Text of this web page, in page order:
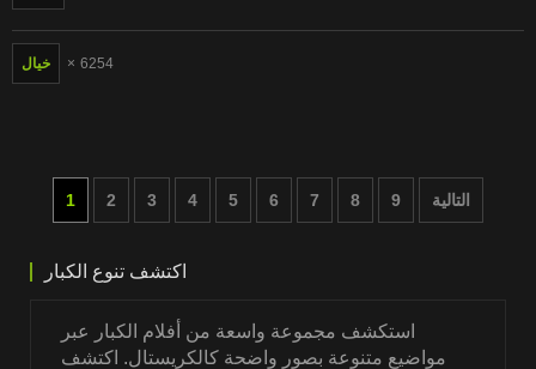
خيال 6254
1 2 3 4 5 6 7 8 9 التالية
اكتشف تنوع الكبار
استكشف مجموعة واسعة من أفلام الكبار عبر
مواضيع متنوعة بصور واضحة كالكريستال. اكتشف